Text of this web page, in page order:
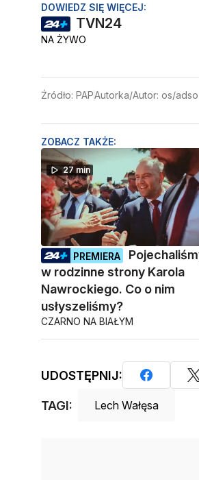
DOWIEDZ SIĘ WIĘCEJ:
TVN24
NA ŻYWO
Źródło: PAPAutorka/Autor: os/adso
ZOBACZ TAKŻE:
27 min
PREMIERA
w rodzinne strony Karola
Nawrockiego. Co o nim
usłyszeliśmy?
CZARNO NA BIAŁYM
UDOSTĘPNIJ:
TAGI: Lech Wałęsa